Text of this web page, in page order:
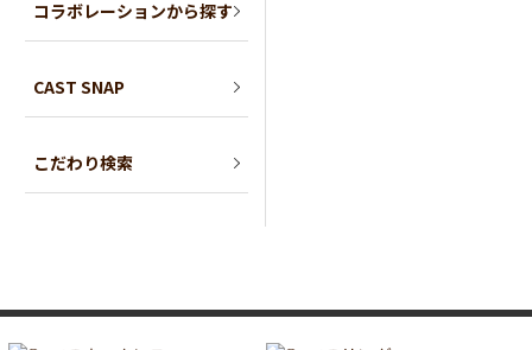
コラボレーションから探す
CAST SNAP
こだわり検索